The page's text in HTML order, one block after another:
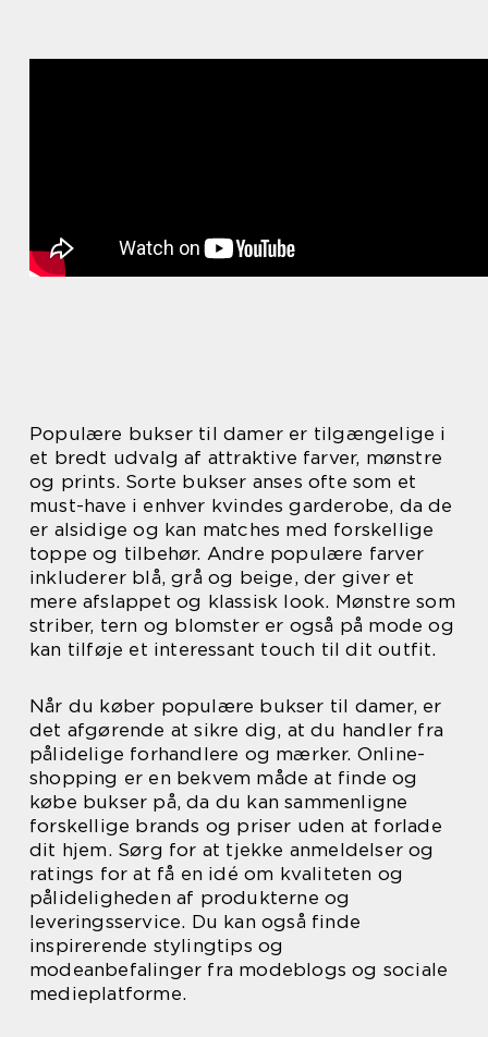
Populære bukser til damer er tilgængelige i
et bredt udvalg af attraktive farver, mønstre
og prints. Sorte bukser anses ofte som et
must-have i enhver kvindes garderobe, da de
er alsidige og kan matches med forskellige
toppe og tilbehør. Andre populære farver
inkluderer blå, grå og beige, der giver et
mere afslappet og klassisk look. Mønstre som
striber, tern og blomster er også på mode og
kan tilføje et interessant touch til dit outfit.
Når du køber populære bukser til damer, er
det afgørende at sikre dig, at du handler fra
pålidelige forhandlere og mærker. Online-
shopping er en bekvem måde at finde og
købe bukser på, da du kan sammenligne
forskellige brands og priser uden at forlade
dit hjem. Sørg for at tjekke anmeldelser og
ratings for at få en idé om kvaliteten og
pålideligheden af produkterne og
leveringsservice. Du kan også finde
inspirerende stylingtips og
modeanbefalinger fra modeblogs og sociale
medieplatforme.